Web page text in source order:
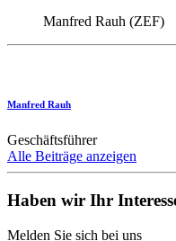
Manfred Rauh (ZEF)
Manfred Rauh
Geschäftsführer
Alle Beiträge anzeigen
Haben wir Ihr
Melden Sie sich bei uns